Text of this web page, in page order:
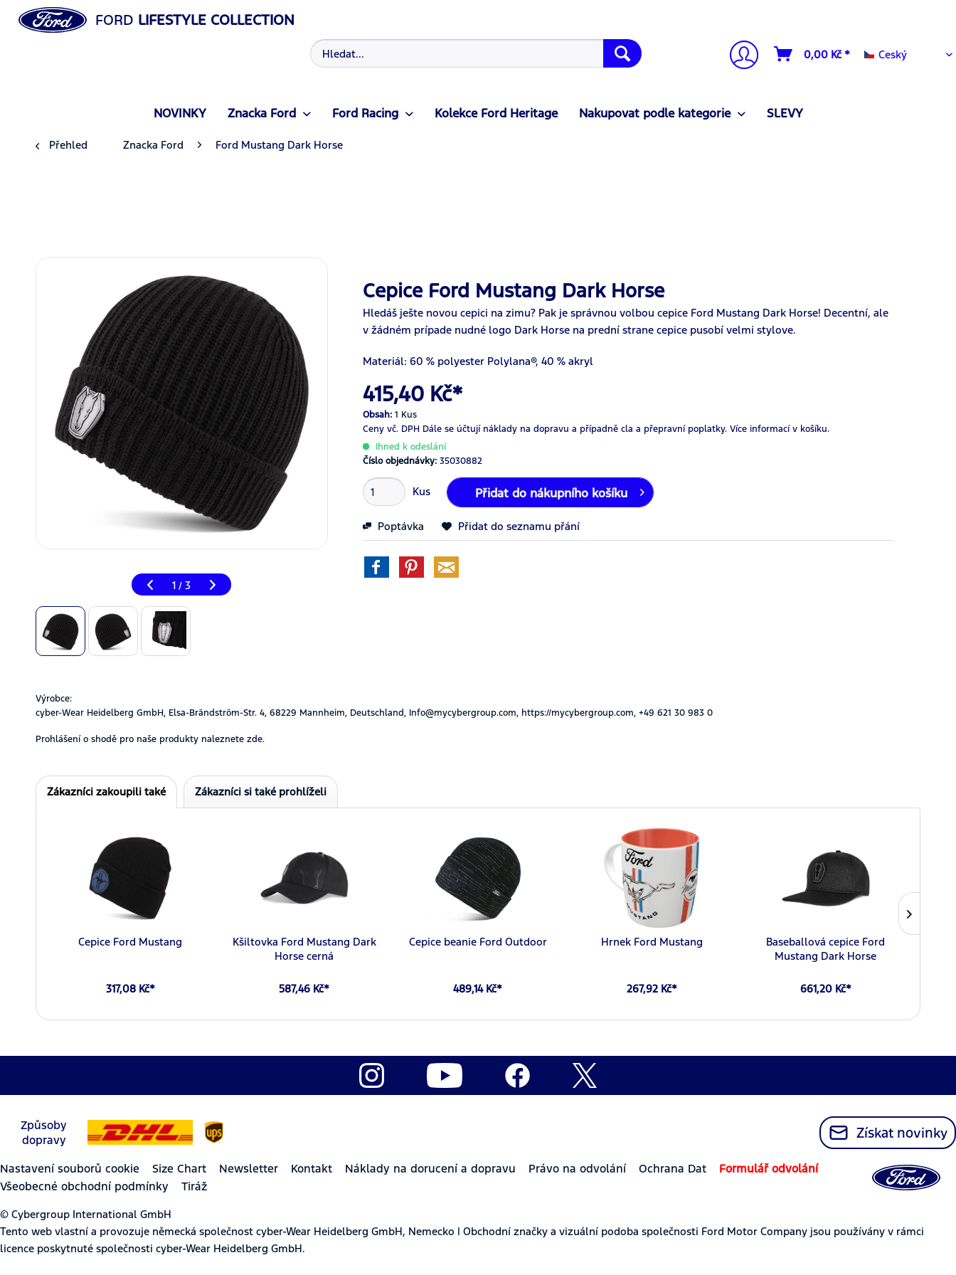
FORD LIFESTYLE COLLECTION
0,00 Kč * Ceský
Ceský
NOVINKY Znacka Ford Ford Racing Kolekce Ford Heritage Nakupovat podle kategorie SLEVY
Přehled Znacka Ford Ford Mustang Dark Horse
1 / 3
Cepice Ford Mustang Dark Horse
Hledáš ješte novou cepici na zimu? Pak je správnou volbou cepice Ford Mustang Dark Horse! Decentní, ale
v žádném prípade nudné logo Dark Horse na prední strane cepice pusobí velmi stylove.
Materiál: 60 % polyester Polylana®, 40 % akryl
415,40 Kč*
Obsah:1 Kus
Ceny vč. DPH Dále se účtují náklady na dopravu a případně cla a přepravní poplatky. Více informací v košíku.
Ihned k odeslání
Číslo objednávky:35030882
Kus Přidat do nákupního košíku
Poptávka Přidat do seznamu přání
Výrobce:
cyber-Wear Heidelberg GmbH, Elsa-Brändström-Str. 4, 68229 Mannheim, Deutschland, Info@mycybergroup.com, https://mycybergroup.com, +49 621 30 983 0
Prohlášení o shodě pro naše produkty naleznete zde.
Zákazníci zakoupili také Zákazníci si také prohlíželi
Cepice Ford Mustang
317,08 Kč*
Kšiltovka Ford Mustang Dark
Horse cerná
587,46 Kč*
Cepice beanie Ford Outdoor
489,14 Kč*
Hrnek Ford Mustang
267,92 Kč*
Baseballová cepice Ford
Mustang Dark Horse
661,20 Kč*
Způsoby
dopravy
Získat novinky
Nastavení souborů cookie Size Chart Newsletter Kontakt Náklady na dorucení a dopravu Právo na odvolání Ochrana Dat
Formulář odvolání
Všeobecné obchodní podmínky
Tiráž
© Cybergroup International GmbH
Tento web vlastní a provozuje německá společnost cyber-Wear Heidelberg GmbH, Nemecko | Obchodní značky a vizuální podoba společnosti Ford Motor Company jsou používány v rámci
licence poskytnuté společnosti cyber-Wear Heidelberg GmbH.